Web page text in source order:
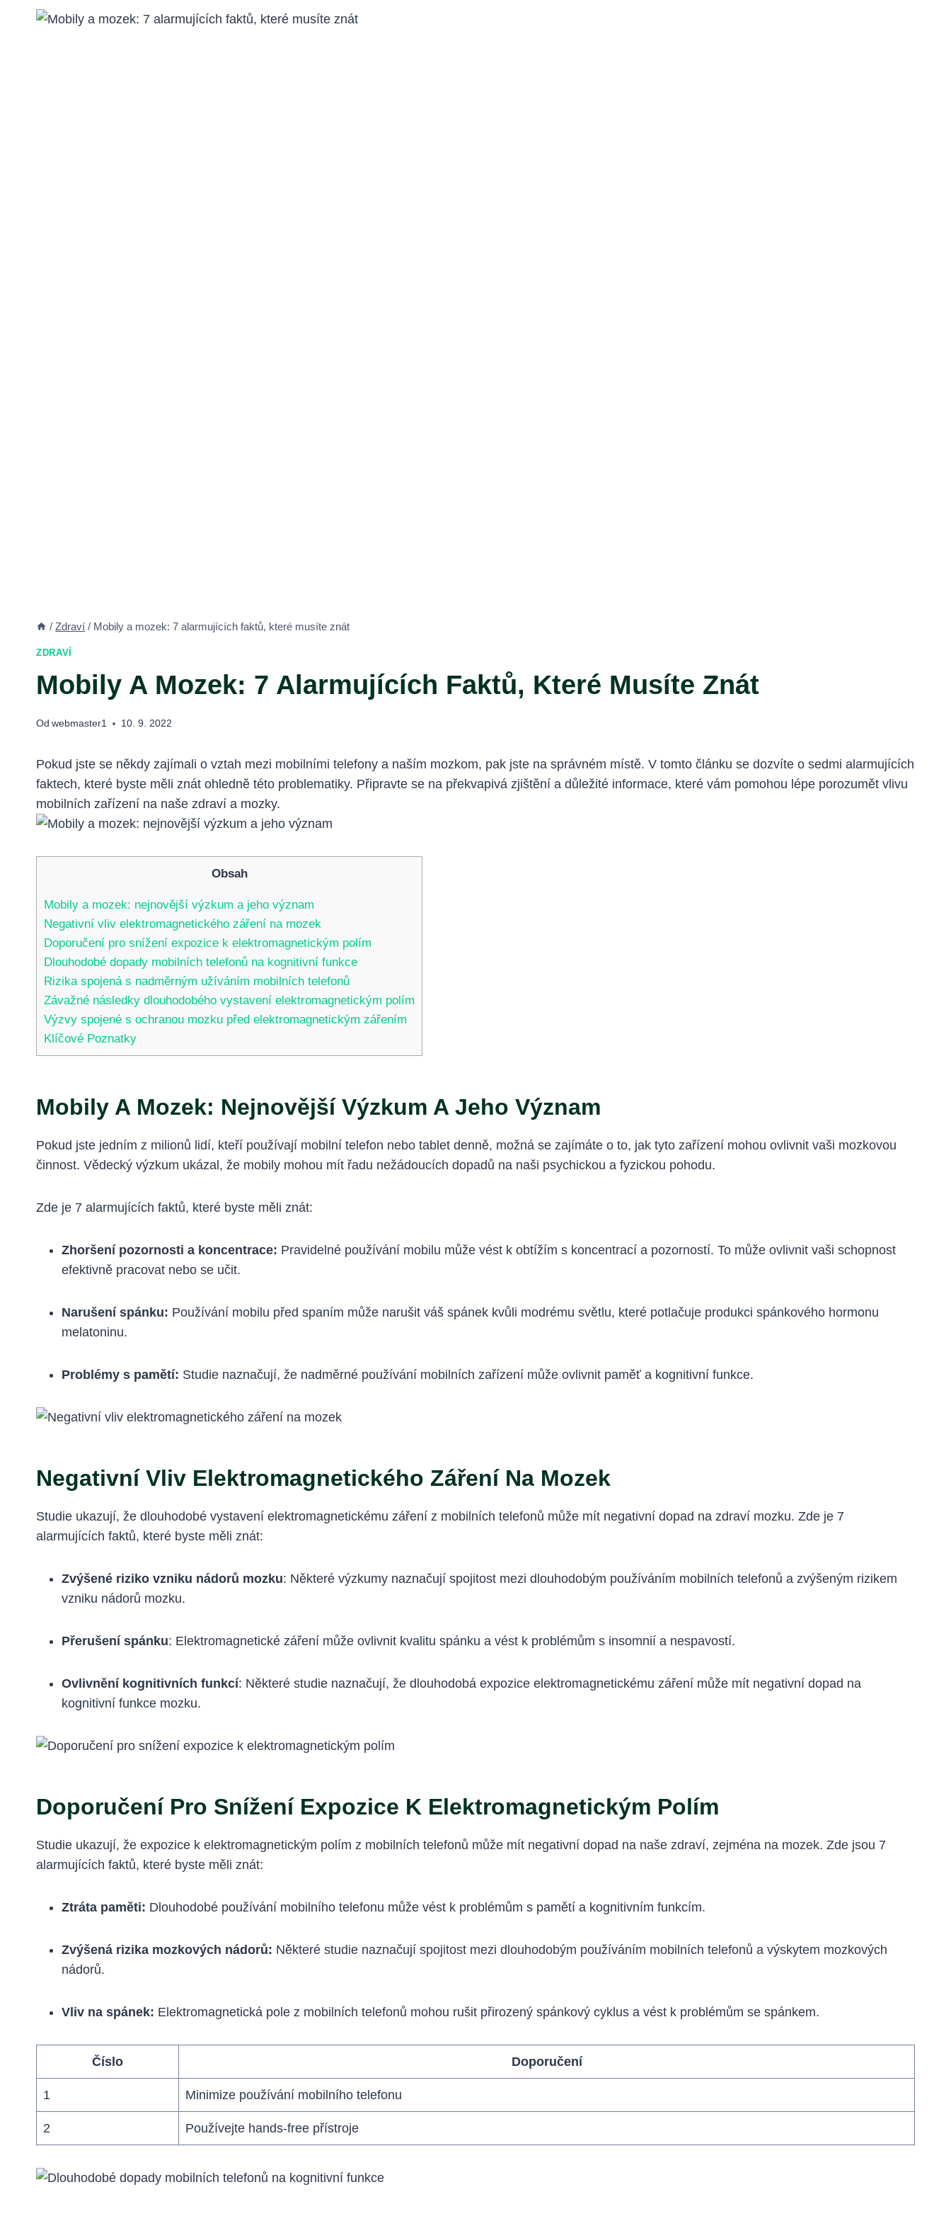
/ Zdraví / Mobily a mozek: 7 alarmujících faktů, které musíte znát
ZDRAVÍ
Mobily A Mozek: 7 Alarmujících Faktů, Které Musíte Znát
Od webmaster1 10. 9. 2022
Pokud jste se někdy zajímali o vztah mezi mobilními telefony a naším mozkom, pak jste na správném místě. V tomto článku se dozvíte o sedmi alarmujících
faktech, které byste měli znát ohledně této problematiky. Připravte se na překvapivá zjištění a důležité informace, které vám pomohou lépe porozumět vlivu
mobilních zařízení na naše zdraví a mozky.
Obsah
Mobily a mozek: nejnovější výzkum a jeho význam
Negativní vliv elektromagnetického záření na mozek
Doporučení pro snížení expozice k elektromagnetickým polím
Dlouhodobé dopady mobilních telefonů na kognitivní funkce
Rizika spojená s nadměrným užíváním mobilních telefonů
Závažné následky dlouhodobého vystavení elektromagnetickým polím
Výzvy spojené s ochranou mozku před elektromagnetickým zářením
Klíčové Poznatky
Mobily A Mozek: Nejnovější Výzkum A Jeho Význam
Pokud jste jedním z milionů lidí, kteří používají mobilní telefon nebo tablet denně, možná se zajímáte o to, jak tyto zařízení mohou ovlivnit vaši mozkovou
činnost. Vědecký výzkum ukázal, že mobily mohou mít řadu nežádoucích dopadů na naši psychickou a fyzickou pohodu.
Zde je 7 alarmujících faktů, které byste měli znát:
Zhoršení pozornosti a koncentrace: Pravidelné používání mobilu může vést k obtížím s koncentrací a pozorností. To může ovlivnit vaši schopnost
efektivně pracovat nebo se učit.
Narušení spánku: Používání mobilu před spaním může narušit váš spánek kvůli modrému světlu, které potlačuje produkci spánkového hormonu
melatoninu.
Problémy s pamětí: Studie naznačují, že nadměrné používání mobilních zařízení může ovlivnit paměť a kognitivní funkce.
Negativní Vliv Elektromagnetického Záření Na Mozek
Studie ukazují, že dlouhodobé vystavení elektromagnetickému záření z mobilních telefonů může mít negativní dopad na zdraví mozku. Zde je 7
alarmujících faktů, které byste měli znát:
Zvýšené riziko vzniku nádorů mozku: Některé výzkumy naznačují spojitost mezi dlouhodobým používáním mobilních telefonů a zvýšeným rizikem
vzniku nádorů mozku.
Přerušení spánku: Elektromagnetické záření může ovlivnit kvalitu spánku a vést k problémům s insomnií a nespavostí.
Ovlivnění kognitivních funkcí: Některé studie naznačují, že dlouhodobá expozice elektromagnetickému záření může mít negativní dopad na
kognitivní funkce mozku.
Doporučení Pro Snížení Expozice K Elektromagnetickým Polím
Studie ukazují, že expozice k elektromagnetickým polím z mobilních telefonů může mít negativní dopad na naše zdraví, zejména na mozek. Zde jsou 7
alarmujících faktů, které byste měli znát:
Ztráta paměti: Dlouhodobé používání mobilního telefonu může vést k problémům s pamětí a kognitivním funkcím.
Zvýšená rizika mozkových nádorů: Některé studie naznačují spojitost mezi dlouhodobým používáním mobilních telefonů a výskytem mozkových
nádorů.
Vliv na spánek: Elektromagnetická pole z mobilních telefonů mohou rušit přirozený spánkový cyklus a vést k problémům se spánkem.
Číslo Doporučení
1 Minimize používání mobilního telefonu
2 Používejte hands-free přístroje